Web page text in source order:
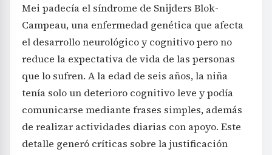
Mei padecía el síndrome de Snijders Blok-
Campeau, una enfermedad genética que afecta
el desarrollo neurológico y cognitivo pero no
reduce la expectativa de vida de las personas
que lo sufren. A la edad de seis años, la niña
tenía solo un deterioro cognitivo leve y podía
comunicarse mediante frases simples, además
de realizar actividades diarias con apoyo. Este
detalle generó críticas sobre la justificación